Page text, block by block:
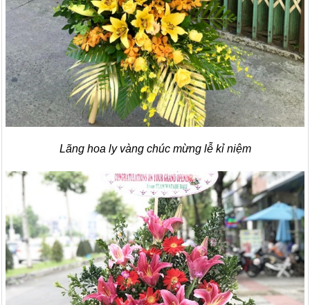
Lãng hoa ly vàng chúc mừng lễ kỉ niệm